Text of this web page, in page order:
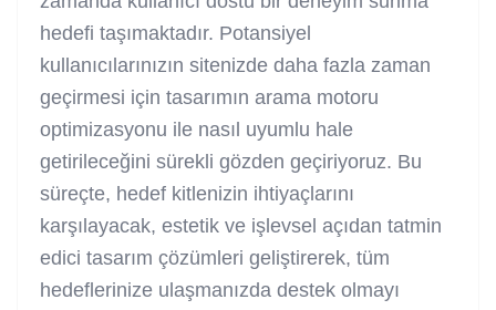
hedefi taşımaktadır. Potansiyel
kullanıcılarınızın sitenizde daha fazla zaman
geçirmesi için tasarımın arama motoru
optimizasyonu ile nasıl uyumlu hale
getirileceğini sürekli gözden geçiriyoruz. Bu
süreçte, hedef kitlenizin ihtiyaçlarını
karşılayacak, estetik ve işlevsel açıdan tatmin
edici tasarım çözümleri geliştirerek, tüm
hedeflerinize ulaşmanızda destek olmayı